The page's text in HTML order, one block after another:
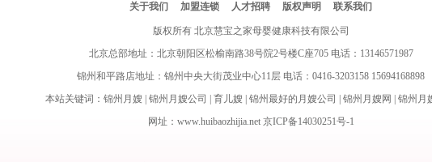
关于我们 加盟连锁 人才招聘 版权声明 联系我们
版权所有 北京慧宝之家母婴健康科技有限公司
北京总部地址：北京朝阳区松榆南路38号院2号楼C座705 电话：13146571987
锦州和平路店地址：锦州中央大街茂业中心11层 电话：0416-3203158 15694168898
本站关键词： 锦州月嫂 锦州月嫂公司 育儿嫂 锦州最好的月嫂公司 锦州月嫂网
锦州月
网址：www.huibaozhijia.net 京ICP备14030251号-1